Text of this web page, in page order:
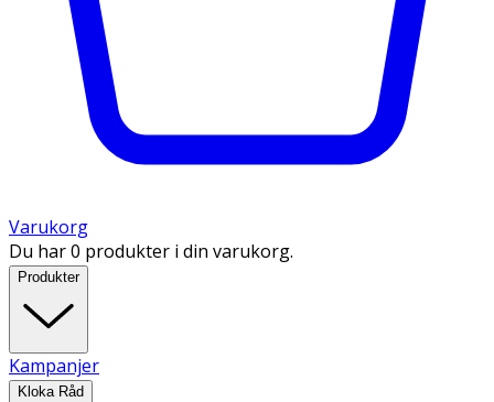
Varukorg
Du har 0 produkter i din varukorg.
Produkter
Kampanjer
Kloka Råd